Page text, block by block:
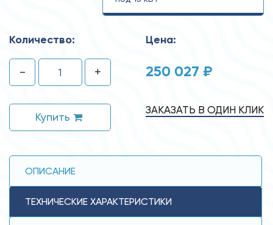
Количество:
- +
Купить
Цена:
250 027 ₽
ЗАКАЗАТЬ В ОДИН КЛИК
ОПИСАНИЕ
ТЕХНИЧЕСКИЕ ХАРАКТЕРИСТИКИ